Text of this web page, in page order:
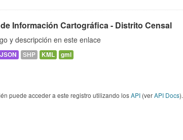
Información Cartográfica - Distrito Censal
y descripción en este enlace
SHP KML gml
puede acceder a este registro utilizando losAPI (verAPI Docs).